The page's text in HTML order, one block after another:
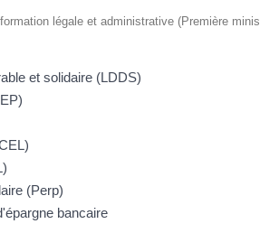
légale et administrative (Première
et solidaire (LDDS)
(Perp)
bancaire